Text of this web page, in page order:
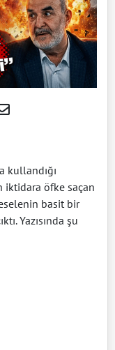
kullandığı
iktidara öfke saçan
basit bir
Yazısında şu